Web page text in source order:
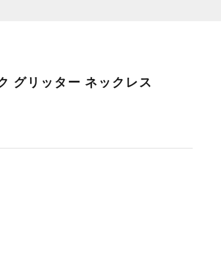
グリッター ネックレス